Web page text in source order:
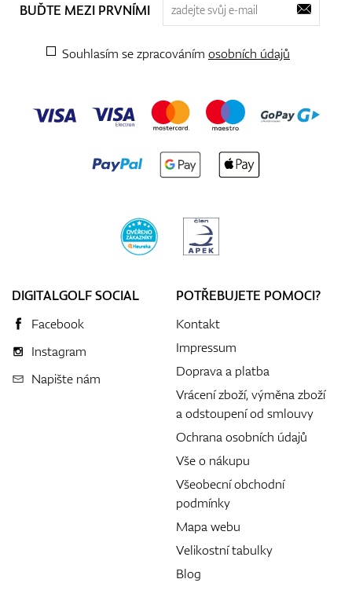
BUĎTE MEZI PRVNÍMI
Souhlasím se zpracováním osobních údajů
DIGITALGOLF SOCIAL
Facebook
Instagram
Napište nám
POTŘEBUJETE POMOCI?
Kontakt
Impressum
Doprava a platba
Vrácení zboží, výměna zboží
a odstoupení od smlouvy
Ochrana osobních údajů
Vše o nákupu
Všeobecní obchodní
podmínky
Mapa webu
Velikostní tabulky
Blog